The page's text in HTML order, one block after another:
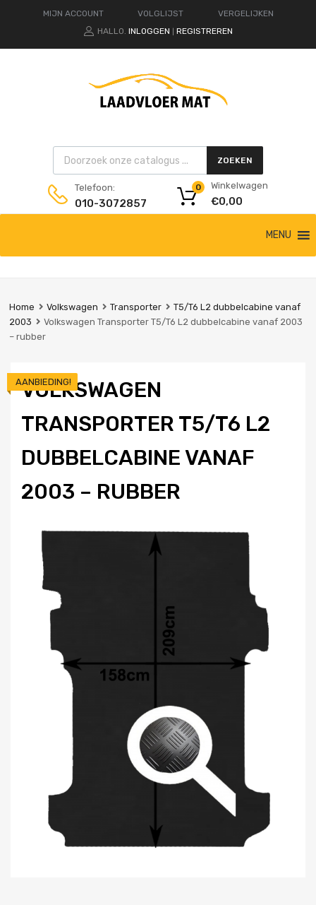
MIJN ACCOUNT VOLGLIJST
VERGELIJKEN
HALLO. INLOGGEN REGISTREREN
Products search ZOEKEN
Telefoon:
010-3072857
Winkelwagen
€0,00
0
de
MENU
Home Volkswagen Transporter
T5/T6 L2 dubbelcabine vanaf
2003
Volkswagen Transporter T5/T6 L2 dubbelcabine vanaf 2003
– rubber
VOLKSWAGEN
TRANSPORTER T5/T6 L2
DUBBELCABINE VANAF
2003 – RUBBER
AANBIEDING!